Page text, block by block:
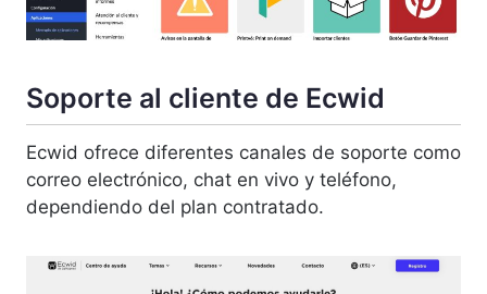
Soporte al cliente de Ecwid
Ecwid ofrece diferentes canales de soporte como
correo electrónico, chat en vivo y teléfono,
dependiendo del plan contratado.